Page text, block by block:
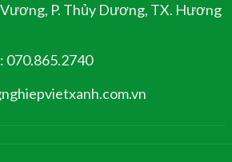
P. Thủy Dương, TX. Hương